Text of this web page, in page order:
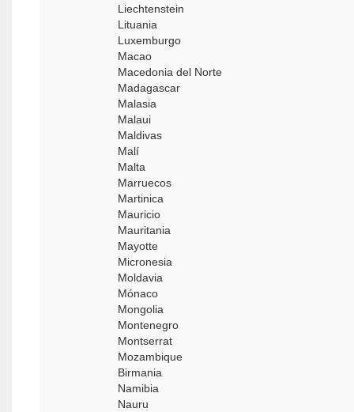
Liechtenstein
Lituania
Luxemburgo
Macao
Macedonia del Norte
Madagascar
Malasia
Malaui
Maldivas
Malí
Malta
Marruecos
Martinica
Mauricio
Mauritania
Mayotte
Micronesia
Moldavia
Mónaco
Mongolia
Montenegro
Montserrat
Mozambique
Birmania
Namibia
Nauru